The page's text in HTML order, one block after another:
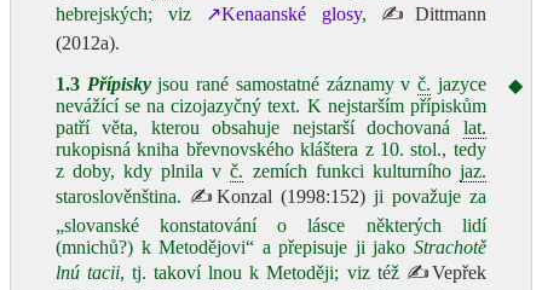
hebrejských; viz
↗Kenaanské glosy, ✍Dittmann
(2012a).
1.3 Přípiskyjsou rané samostatné záznamy vč. jazyce
nevážící se na cizojazyčný text. K nejstarším přípiskům
patří věta, kterou obsahuje nejstarší dochovaná lat.
rukopisná kniha břevnovského kláštera z 10. stol., tedy
z doby, kdy plnila vč. zemích funkci kulturního jaz.
staroslověnština. ✍Konzal (1998:152)ji považuje za
„slovanské konstatování o lásce některých lidí
(mnichů?) k Metodějovi“ a přepisuje ji jako Strachotě
lnú tacii, tj. takoví lnou k Metoději; viz též ✍Vepřek
◆